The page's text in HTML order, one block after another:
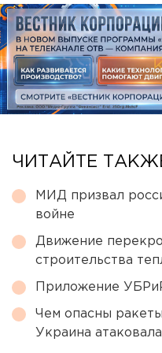
ЧИТАЙТЕ
МИД призвал
войне
Движение
строительства
Приложение
Чем опасны
Украина